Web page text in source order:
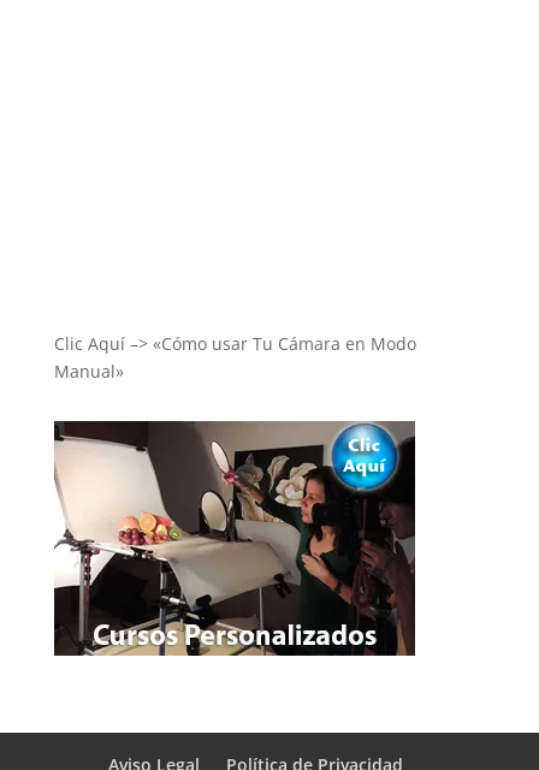
Clic Aquí –> «Cómo usar Tu Cámara en Modo
Manual»
Aviso Legal Política de Privacidad